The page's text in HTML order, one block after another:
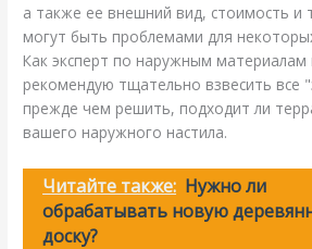
а также ее внешний вид, стоимость и
могут быть проблемами для
Как эксперт по наружным материалам
рекомендую тщательно взвесить все
прежде чем решить, подходит ли
вашего наружного настила.
Читайте также: Нужно ли
обрабатывать новую
доску?